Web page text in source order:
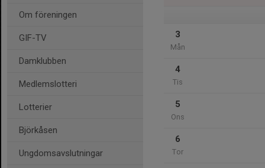
Om föreningen
GIF-TV
Damklubben
Medlemslotteri
Lotterier
Björkåsen
Ungdomsavslutningar
3
Mån
4
Tis
5
Ons
6
Tor